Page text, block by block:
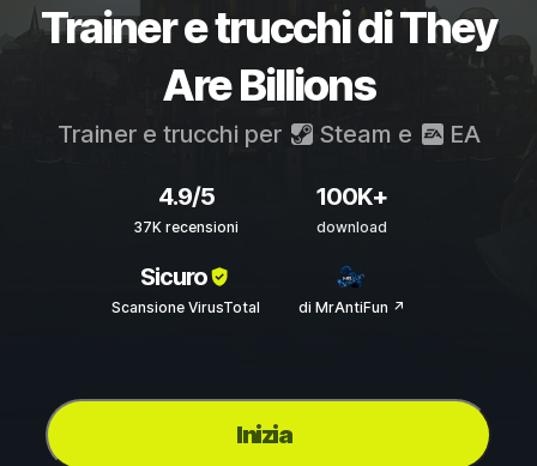
Trainer e trucchi di They
Are Billions
Trainer e trucchi per Steam e EA
4.9/5
37K recensioni
100K+
download
Sicuro
Scansione VirusTotal di MrAntiFun ↗
Inizia